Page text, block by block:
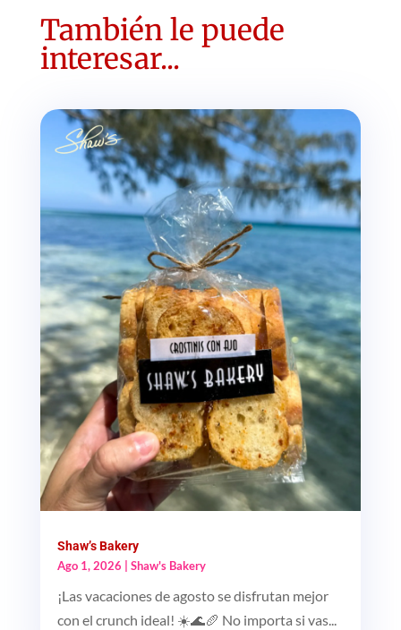
También le puede
interesar...
Shaw’s Bakery
Ago 1, 2026
Shaw's Bakery
¡Las vacaciones de agosto se disfrutan mejor
con el crunch ideal! ☀️🌊🥖 No importa si vas...